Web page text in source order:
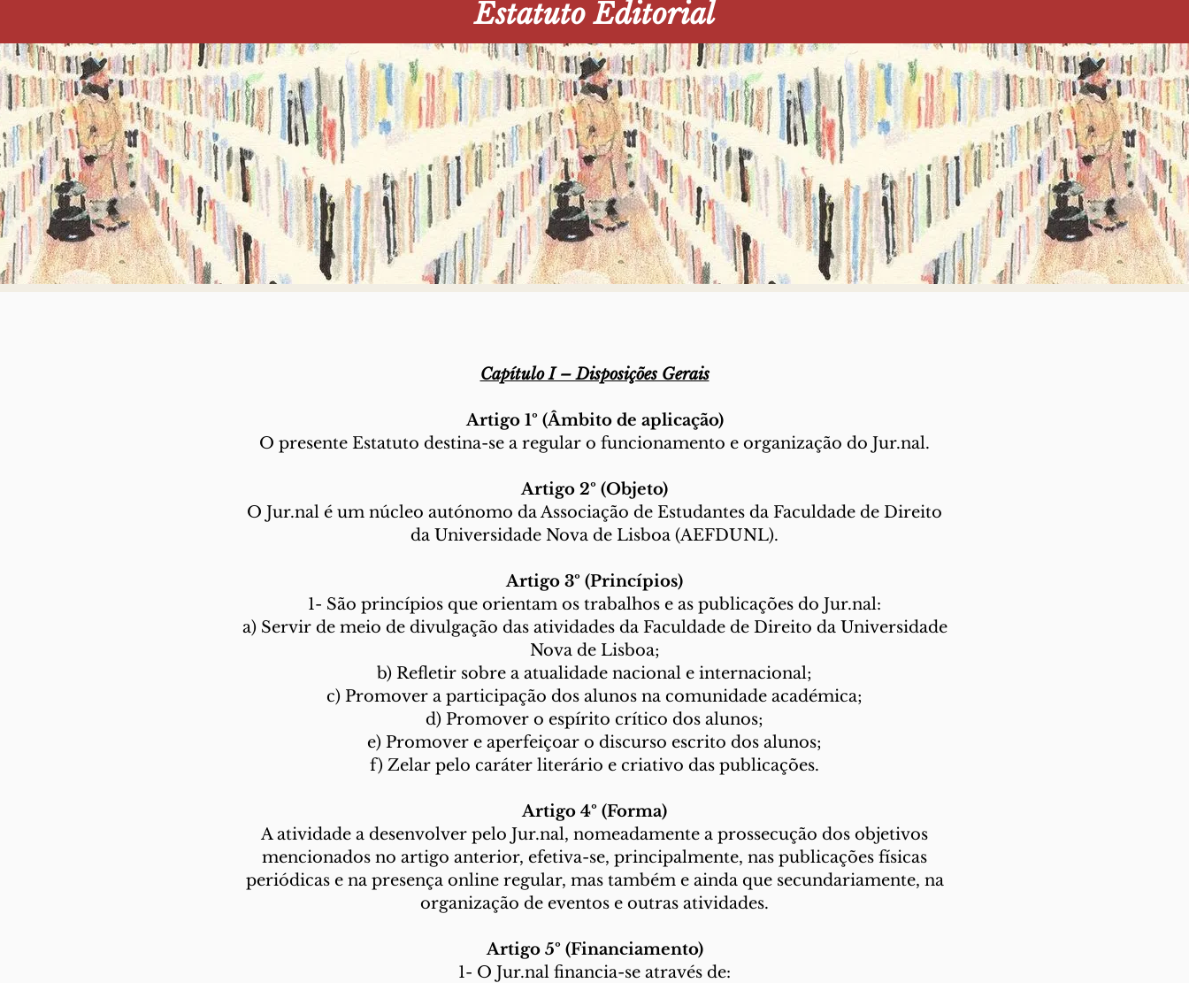
Estatuto Editorial
Capítulo I – Disposições Gerais
Artigo 1º (Âmbito de aplicação)
O presente Estatuto destina-se a regular o funcionamento e organização do Jur.nal.
Artigo 2º (Objeto)
O Jur.nal é um núcleo autónomo da Associação de Estudantes da Faculdade de Direito
da Universidade Nova de Lisboa (AEFDUNL).
Artigo 3º (Princípios)
1- São princípios que orientam os trabalhos e as publicações do Jur.nal:
a) Servir de meio de divulgação das atividades da Faculdade de Direito da Universidade
Nova de Lisboa;
b) Refletir sobre a atualidade nacional e internacional;
c) Promover a participação dos alunos na comunidade académica;
d) Promover o espírito crítico dos alunos;
e) Promover e aperfeiçoar o discurso escrito dos alunos;
f) Zelar pelo caráter literário e criativo das publicações.
Artigo 4º (Forma)
A atividade a desenvolver pelo Jur.nal, nomeadamente a prossecução dos objetivos
mencionados no artigo anterior, efetiva-se, principalmente, nas publicações físicas
periódicas e na presença online regular, mas também e ainda que secundariamente, na
organização de eventos e outras atividades.
Artigo 5º (Financiamento)
1- O Jur.nal financia-se através de: